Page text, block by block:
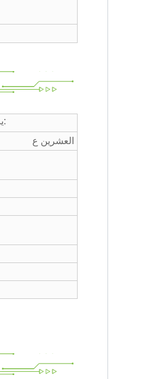
عندما يكون تطبيق LRA - 2 في نظام Siemtcoat ، يرجى اتباع نسبة المرفق وعملية الخلط:
العشرين ع